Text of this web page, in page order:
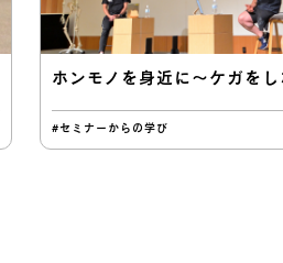
ホンモノを身近に〜ケガを
#セミナーからの学び